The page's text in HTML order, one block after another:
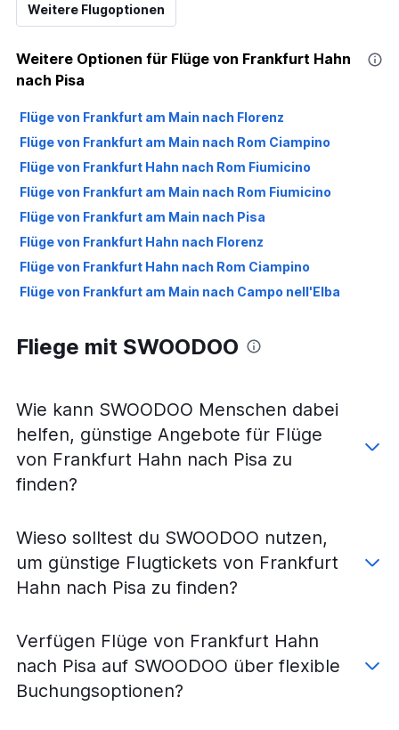
Weitere Flugoptionen
Weitere Optionen für Flüge von Frankfurt Hahn
nach Pisa
Flüge von Frankfurt am Main nach Florenz
Flüge von Frankfurt am Main nach Rom Ciampino
Flüge von Frankfurt Hahn nach Rom Fiumicino
Flüge von Frankfurt am Main nach Rom Fiumicino
Flüge von Frankfurt am Main nach Pisa
Flüge von Frankfurt Hahn nach Florenz
Flüge von Frankfurt Hahn nach Rom Ciampino
Flüge von Frankfurt am Main nach Campo nell'Elba
Fliege mit SWOODOO
Wie kann SWOODOO Menschen dabei
helfen, günstige Angebote für Flüge
von Frankfurt Hahn nach Pisa zu
finden?
Wieso solltest du SWOODOO nutzen,
um günstige Flugtickets von Frankfurt
Hahn nach Pisa zu finden?
Verfügen Flüge von Frankfurt Hahn
nach Pisa auf SWOODOO über flexible
Buchungsoptionen?